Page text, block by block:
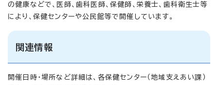
の健康などで、医師、歯科医師、保健師、栄養士、歯科衛生士等
により、保健センターや公民館等で開催しています。
関連情報
開催日時・場所など詳細は、各保健センター（地域支えあい課）